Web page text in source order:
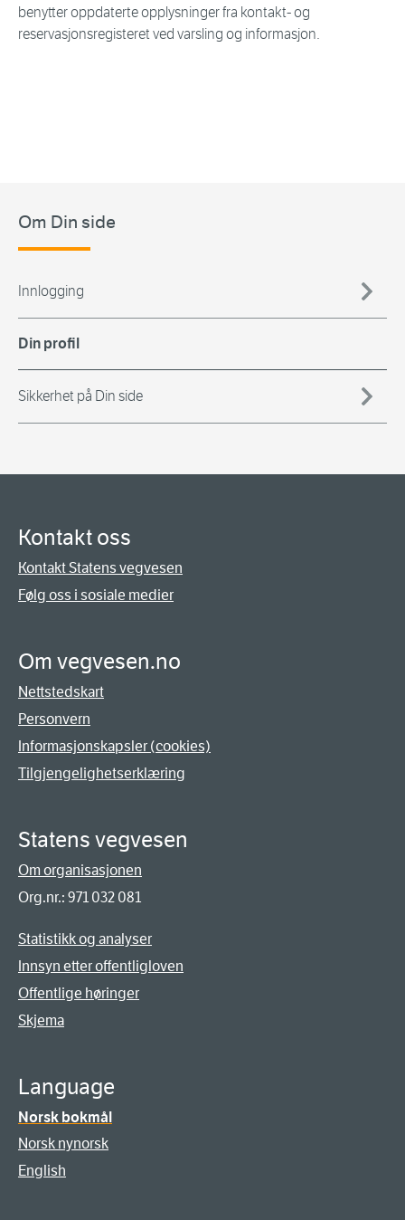
benytter oppdaterte opplysninger fra kontakt- og
reservasjonsregisteret ved varsling og informasjon.
Om Din side
Innlogging
Din profil
Sikkerhet på Din side
Kontakt oss
Kontakt Statens vegvesen
Følg oss i sosiale medier
Om vegvesen.no
Nettstedskart
Personvern
Informasjonskapsler (cookies)
Tilgjengelighetserklæring
Statens vegvesen
Om organisasjonen
Org.nr.: 971 032 081
Statistikk og analyser
Innsyn etter offentligloven
Offentlige høringer
Skjema
Language
Norsk bokmål
Norsk nynorsk
English